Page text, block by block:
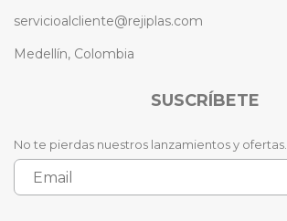
servicioalcliente@rejiplas.com
Medellín, Colombia
SUSCRÍBETE
No te pierdas nuestros lanzamientos y ofertas.